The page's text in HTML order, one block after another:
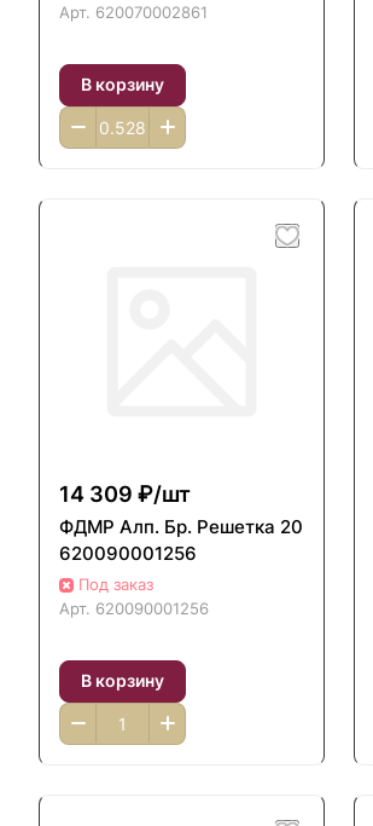
Арт. 620070002861
В корзину
14 309 ₽/шт
ФДМP Алп. Бр. Решетка 20
620090001256
Под заказ
Арт. 620090001256
В корзину